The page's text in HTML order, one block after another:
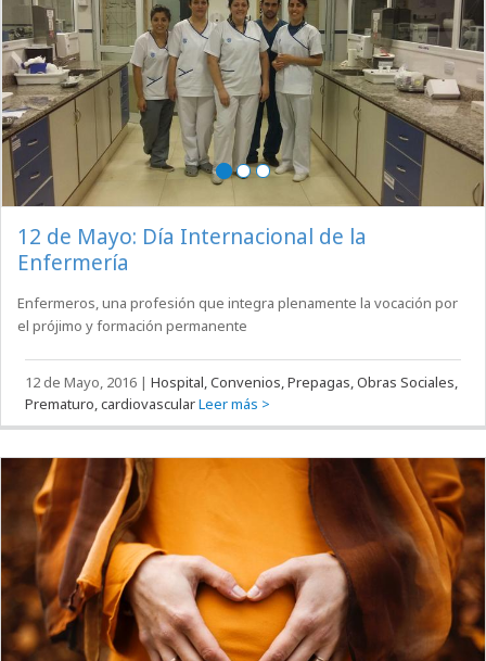
12 de Mayo: Día Internacional de la
Enfermería
Enfermeros, una profesión que integra plenamente la vocación por
el prójimo y formación permanente
12 de Mayo, 2016 |Hospital, Convenios, Prepagas, Obras Sociales,
Prematuro, cardiovascularLeer más >